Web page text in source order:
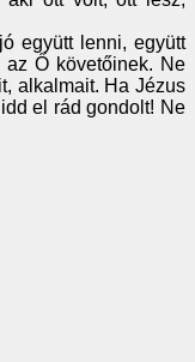
együtt lenni, együtt
Ő követőinek. Ne
alkalmait. Ha Jézus
el rád gondolt! Ne